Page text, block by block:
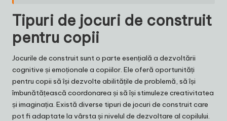
Tipuri de jocuri de construit
pentru copii
Jocurile de construit sunt o parte esențială a dezvoltării
cognitive și emoționale a copiilor. Ele oferă oportunități
pentru copii să își dezvolte abilitățile de problemă, să își
îmbunătățească coordonarea și să își stimuleze creativitatea
și imaginația. Există diverse tipuri de jocuri de construit care
pot fi adaptate la vârsta și nivelul de dezvoltare al copilului.